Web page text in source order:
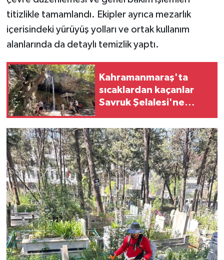
titizlikle tamamlandı. Ekipler ayrıca mezarlık
içerisindeki yürüyüş yolları ve ortak kullanım
alanlarında da detaylı temizlik yaptı.
Kahramanmaraş'ta
sıcaklardan kaçanlar
Savruk Şelalesi'ne
KÜLTÜR SANAT